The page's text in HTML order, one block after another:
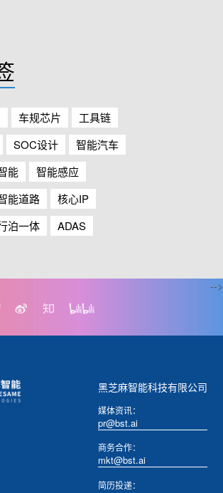
车规芯片
工具链
SOC设计
智能汽车
能
智能感应
能道路
核心IP
泊一体 ADAS
-->
黑芝麻智能科技有限公司
媒体资讯：
pr@bst.ai
商务合作：
mkt@bst.ai
简历投递：